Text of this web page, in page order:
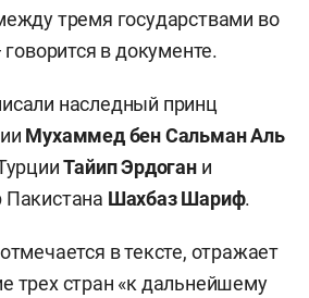
тремя государствами во
в документе.
наследный принц
Мухаммед бен Сальман Аль
Тайип Эрдогани
Пакистана Шахбаз Шариф.
в тексте, отражает
трех стран «к дальнейшему